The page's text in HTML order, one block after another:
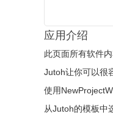
应用介绍
此页面所有软件
Jutoh让你可以很
使用
从Jutoh的模板中